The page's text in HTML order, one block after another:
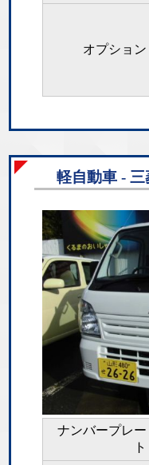
オプション
軽自動車 -
ナンバープレー
ト